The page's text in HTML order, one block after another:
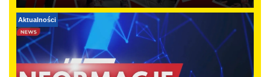
Aktualności